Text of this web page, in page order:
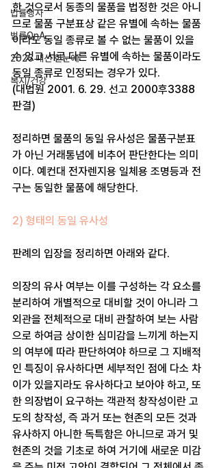
법률행사
법률QnA
2025 대선 한눈에
복지/건강
한 것으로서 동종의 물품을 법정한 것은 아니
므로 물품 구분표상 같은 유별에 속하는 물품
이라도 동일 종류로 볼 수 없는 물품이 있을
수 있고 서로 다른 유별에 속하는 물품이라도
동일 종류로 인정되는 경우가 있다.
(대법원 2001. 6. 29. 선고 2000후3388
판결)
정리하면 물품의 동일 유사성은 물품구분표
가 아닌 거래통념에 비추어 판단한다는 의미
이다. 예컨대 전자렌지용 일체용 조명등과 전
구는 동일한 물품에 해당한다.​
2) 형태의 동일 유사성​
판례의 입장을 정리하면 아래와 같다.
의장의 유사 여부는 이를 구성하는 각 요소를
분리하여 개별적으로 대비할 것이 아니라 그
외관을 전체적으로 대비 관찰하여 보는 사람
으로 하여금 상이한 심미감을 느끼게 하는지
의 여부에 따라 판단하여야 하므로 그 지배적
인 특징이 유사하다면 세부적인 점에 다소 차
이가 있을지라도 유사하다고 보아야 하고, 또
한 의장법이 요구하는 객관적 창작성이란 고
도의 창작성, 즉 과거 또는 현존의 모든 것과
유사하지 아니한 독특함은 아니므로 과거 및
현존의 것을 기초로 하여 거기에 새로운 미감